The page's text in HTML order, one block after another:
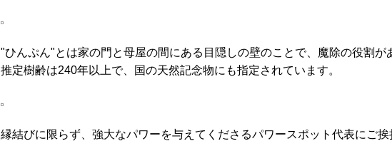
"ひんぷん"とは家の門と母屋の間にある目隠しの壁のことで、魔除の役割が
推定樹齢は240年以上で、国の天然記念物にも指定されています。
縁結びに限らず、強大なパワーを与えてくださるパワースポット代表にご挨